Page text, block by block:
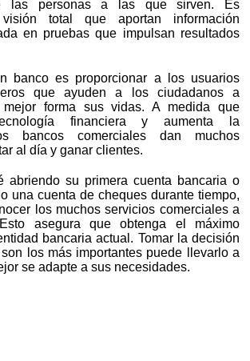
las personas a las que sirven. Es
total que aportan información
en pruebas que impulsan resultados
banco es proporcionar a los usuarios
que ayuden a los ciudadanos a
forma sus vidas. A medida que
financiera y aumenta la
bancos comerciales dan muchos
al día y ganar clientes.
abriendo su primera cuenta bancaria o
una cuenta de cheques durante tiempo,
los muchos servicios comerciales a
asegura que obtenga el máximo
bancaria actual. Tomar la decisión
los más importantes puede llevarlo a
se adapte a sus necesidades.